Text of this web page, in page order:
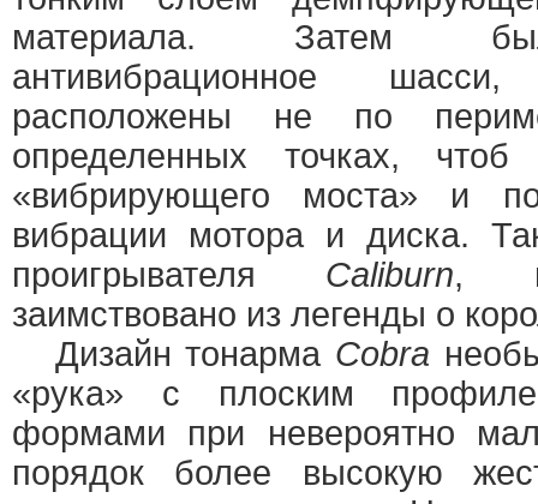
материала. Затем
антивибрационное
расположены не по
определенных точках,
«вибрирующего моста» и
вибрации мотора и диска.
проигрывателя Caliburn,
заимствовано из легенды о
Дизайн тонарма Cobra
«рука» с плоским
формами при невероятно
порядок более высокую